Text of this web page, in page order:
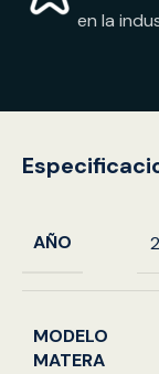
en la
AÑO
MODELO
MATERA